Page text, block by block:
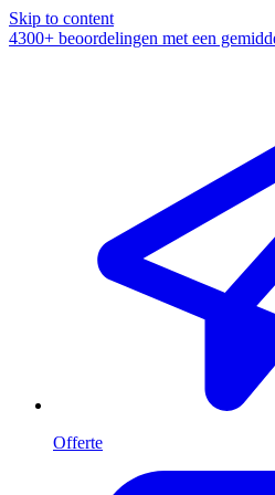
Skip to content
4300+ beoordelingen met een
Offerte